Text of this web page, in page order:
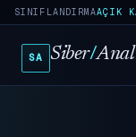
SINIFLANDIRMAAÇIK
SA Siber/